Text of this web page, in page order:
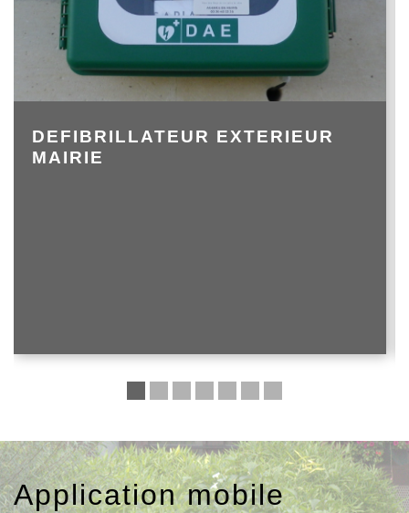
DEFIBRILLATEUR EXTERIEUR
MAIRIE
Application mobile